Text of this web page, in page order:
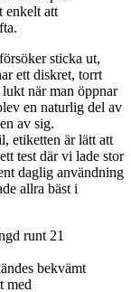
enkelt att
sticka ut,
ett diskret, torrt
när man öppnar
en naturlig del av
av sig.
etiketten är lätt att
test där vi lade stor
daglig användning
allra bäst i
bekvämt
med